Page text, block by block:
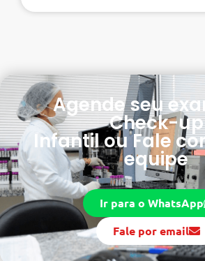
Agende seu
Check-up
Infantil ou Fale
equipe
Ir para o WhatsApp
Fale por email